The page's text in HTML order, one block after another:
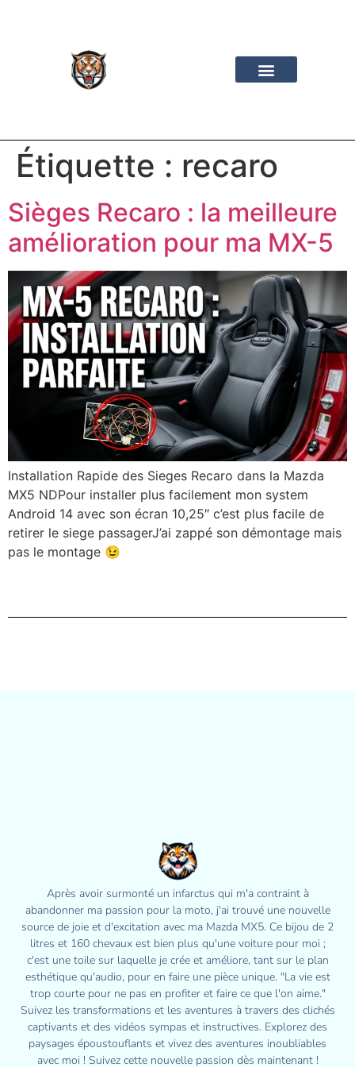
Étiquette : recaro
Sièges Recaro : la meilleure
amélioration pour ma MX-5
Installation Rapide des Sieges Recaro dans la Mazda
MX5 NDPour installer plus facilement mon system
Android 14 avec son écran 10,25″ c’est plus facile de
retirer le siege passagerJ’ai zappé son démontage mais
pas le montage 😉
Après avoir surmonté un infarctus qui m'a contraint à
abandonner ma passion pour la moto, j'ai trouvé une nouvelle
source de joie et d'excitation avec ma Mazda MX5. Ce bijou de 2
litres et 160 chevaux est bien plus qu'une voiture pour moi ;
c'est une toile sur laquelle je crée et améliore, tant sur le plan
esthétique qu'audio, pour en faire une pièce unique. "La vie est
trop courte pour ne pas en profiter et faire ce que l'on aime."
Suivez les transformations et les aventures à travers des clichés
captivants et des vidéos sympas et instructives. Explorez des
paysages époustouflants et vivez des aventures inoubliables
avec moi ! Suivez cette nouvelle passion dès maintenant !